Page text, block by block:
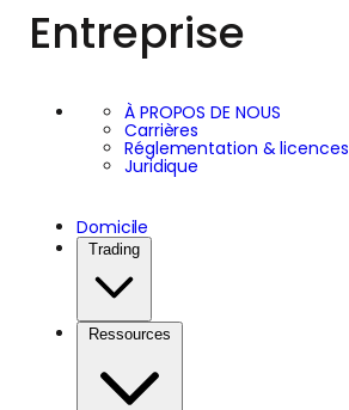
Entreprise
À PROPOS DE NOUS
Carrières
Réglementation & licences
Juridique
Domicile
Trading
Ressources